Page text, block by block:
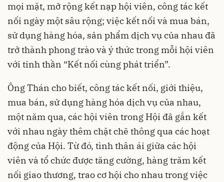
mọi mặt, mở rộng kết nạp hội viên, công tác kết
nối ngày một sâu rộng; việc kết nối và mua bán,
sử dụng hàng hóa, sản phẩm dịch vụ của nhau đã
trở thành phong trào và ý thức trong mỗi hội viên
với tinh thần “Kết nối cùng phát triển”.
Ông Thán cho biết, công tác kết nối, giới thiệu,
mua bán, sử dụng hàng hóa dịch vụ của nhau,
một năm qua, các hội viên trong Hội đã gắn kết
với nhau ngày thêm chặt chẽ thông qua các hoạt
động của Hội. Từ đó, tình thân ái giữa các hội
viên và tổ chức được tăng cường, hàng trăm kết
nối giao thương, trao cơ hội cho nhau trong việc